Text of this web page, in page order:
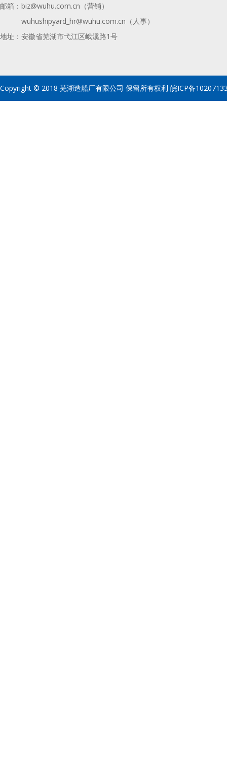
邮箱： biz@wuhu.com.cn（营销）
wuhushipyard_hr@wuhu.com.cn （人事）
地址：安徽省芜湖市弋江区峨溪路1号
Copyright © 2018 芜湖造船厂有限公司 保留所有权利 皖ICP备